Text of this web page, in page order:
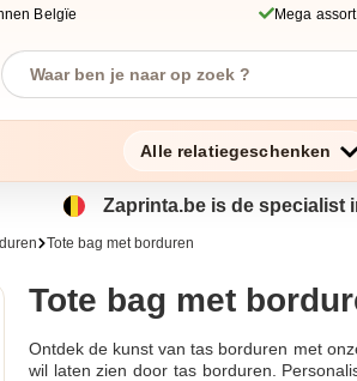
Belgïe Mega
Alle relatiegeschenken
Zaprinta.be is de specialist
Tote bag met borduren
Tote bag met
Ontdek de kunst van tas borduren met
wil laten zien door tas borduren.